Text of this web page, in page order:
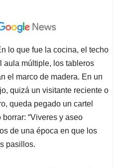
lo que fue la cocina, el techo
aula múltiple, los tableros
el marco de madera. En un
quizá un visitante reciente o
queda pegado un cartel
“Viveres y aseo
de una época en que los
pasillos.